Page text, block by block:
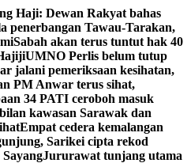
Haji: Dewan Rakyat bahas
penerbangan Tawau-Tarakan,
Sabah akan terus tuntut hak 40
UMNO Perlis belum tutup
jalani pemeriksaan kesihatan,
PM Anwar terus sihat,
34 PATI ceroboh masuk
kawasan Sarawak dan
Empat cedera kemalangan
Sarikei cipta rekod
Jururawat tunjang utama